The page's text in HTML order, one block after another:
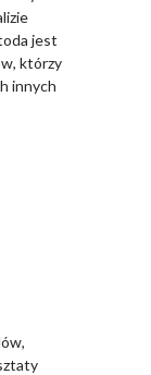
jest
którzy
innych